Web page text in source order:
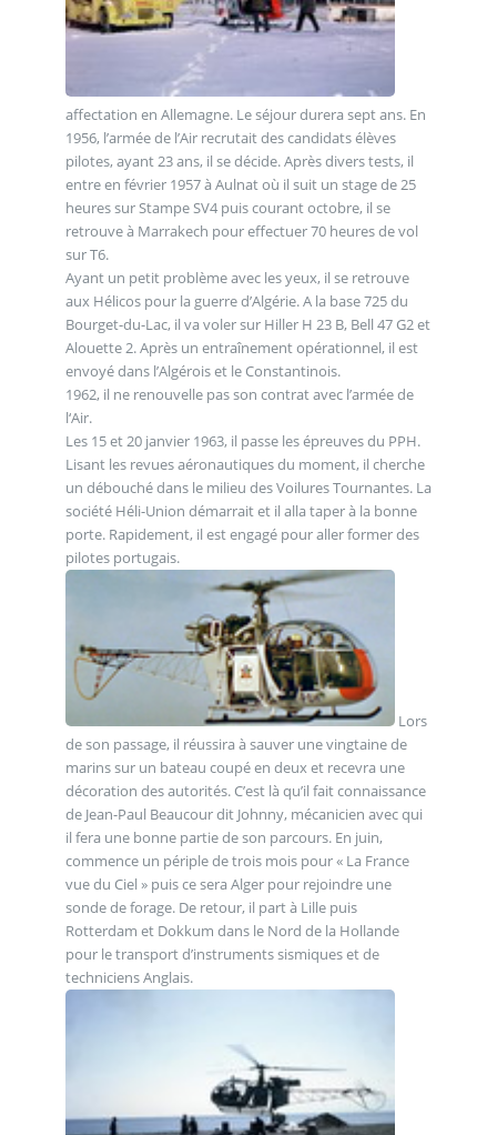
affectation en Allemagne. Le séjour durera sept ans. En
1956, l’armée de l’Air recrutait des candidats élèves
pilotes, ayant 23 ans, il se décide. Après divers tests, il
entre en février 1957 à Aulnat où il suit un stage de 25
heures sur Stampe SV4 puis courant octobre, il se
retrouve à Marrakech pour effectuer 70 heures de vol
sur T6.
Ayant un petit problème avec les yeux, il se retrouve
aux Hélicos pour la guerre d’Algérie. A la base 725 du
Bourget-du-Lac, il va voler sur Hiller H 23 B, Bell 47 G2 et
Alouette 2. Après un entraînement opérationnel, il est
envoyé dans l’Algérois et le Constantinois.
1962, il ne renouvelle pas son contrat avec l’armée de
l‘Air.
Les 15 et 20 janvier 1963, il passe les épreuves du PPH.
Lisant les revues aéronautiques du moment, il cherche
un débouché dans le milieu des Voilures Tournantes. La
société Héli-Union démarrait et il alla taper à la bonne
porte. Rapidement, il est engagé pour aller former des
pilotes portugais.
Lors
de son passage, il réussira à sauver une vingtaine de
marins sur un bateau coupé en deux et recevra une
décoration des autorités. C’est là qu’il fait connaissance
de Jean-Paul Beaucour dit Johnny, mécanicien avec qui
il fera une bonne partie de son parcours. En juin,
commence un périple de trois mois pour « La France
vue du Ciel » puis ce sera Alger pour rejoindre une
sonde de forage. De retour, il part à Lille puis
Rotterdam et Dokkum dans le Nord de la Hollande
pour le transport d’instruments sismiques et de
techniciens Anglais.